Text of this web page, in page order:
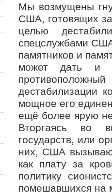
Мы возмущены
США, готовящих
целью
спецслужбами
памятников и
может дать и
дестабилизации
мощное его
ещё более ярую
Вторгаясь во
государств, или
них, США
как плату за
политику
помешавшихся на